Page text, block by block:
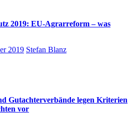
2019: EU-Agrarreform – was
2019 Stefan Blanz
Gutachterverbände legen Kriterien
vor